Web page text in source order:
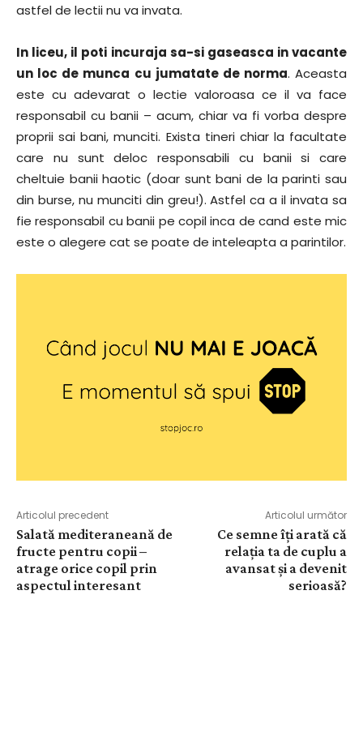
astfel de lectii nu va invata.
In liceu, il poti incuraja sa-si gaseasca in vacante
un loc de munca cu jumatate de norma. Aceasta
este cu adevarat o lectie valoroasa ce il va face
responsabil cu banii – acum, chiar va fi vorba despre
proprii sai bani, munciti. Exista tineri chiar la facultate
care nu sunt deloc responsabili cu banii si care
cheltuie banii haotic (doar sunt bani de la parinti sau
din burse, nu munciti din greu!). Astfel ca a il invata sa
fie responsabil cu banii pe copil inca de cand este mic
este o alegere cat se poate de inteleapta a parintilor.
Articolul precedent
Salată mediteraneană de
fructe pentru copii –
atrage orice copil prin
aspectul interesant
Articolul următor
Ce semne îți arată că
relația ta de cuplu a
avansat și a devenit
serioasă?